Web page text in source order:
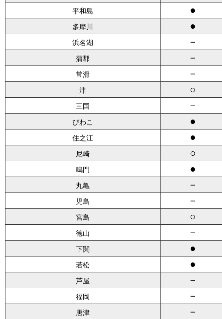
平和島 ●
多摩川 ●
浜名湖 －
蒲郡 －
常滑 －
津 ○
三国 －
びわこ ●
住之江 ●
尼崎 ○
鳴門 ●
丸亀 －
児島 －
宮島 ○
徳山 －
下関 ●
若松 ●
芦屋 －
福岡 －
唐津 －